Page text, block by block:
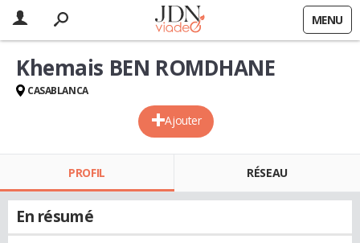
MENU
Ajouter
Khemais BEN ROMDHANE
CASABLANCA
PROFIL RÉSEAU
En résumé